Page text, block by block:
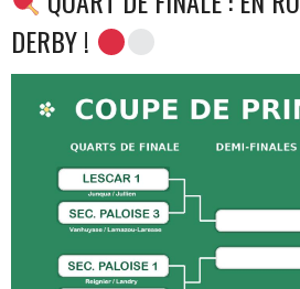
DERBY !